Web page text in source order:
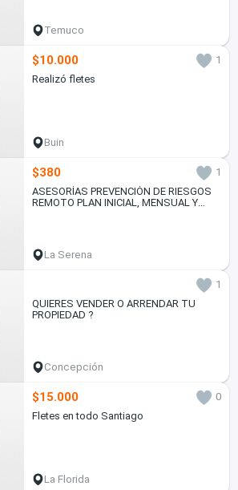
Temuco
$10.000
1
Realizó fletes
Buin
$380
1
ASESORÍAS PREVENCIÓN DE RIESGOS
REMOTO PLAN INICIAL, MENSUAL Y
La Serena
1
QUIERES VENDER O ARRENDAR TU
PROPIEDAD ?
Concepción
$15.000
0
Fletes en todo Santiago
La Florida